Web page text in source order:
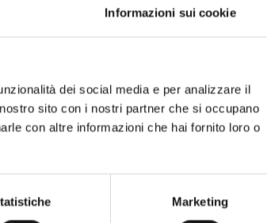
Informazioni sui cookie
dei social media e per analizzare il
sito con i nostri partner che si occupano
con altre informazioni che hai fornito loro o
Marketing
al 30/08/26.
per i successivi, a settembre.
qualsiasi prodotto E-commerce!